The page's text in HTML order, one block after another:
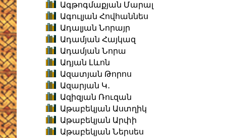
Ագթոգմաքյան Մարալ
Ագուլյան Հովհաննես
Ադալյան Նորայր
Ադամյան Հայկազ
Ադամյան Նորա
Ադյան Լևոն
Ազատյան Թորոս
Ազարյան Կ․
Ազիզյան Ռուզան
Աթաբեկյան Աստղիկ
Աթաբեկյան Արփի
Աթաբեկյան Ներսես